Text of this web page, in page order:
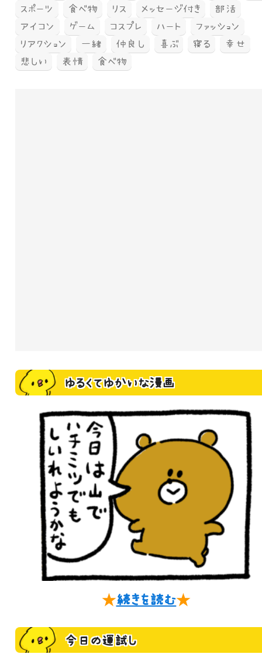
スポーツ
食べ物 リス メッセージ付き
部活
アイコン
ゲーム コスプレ ハート
ファッション
リアクション
一緒 仲良し 喜ぶ 寝る
幸せ
悲しい
表情 食べ物
ゆるくてゆかいな漫画
★続きを読む★
今日の運試し